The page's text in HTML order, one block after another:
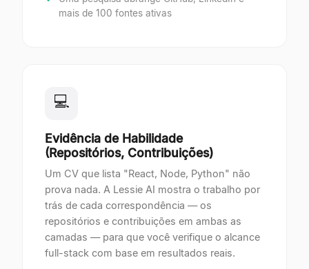
mais de 100 fontes ativas
💻
Evidência de Habilidade
(Repositórios, Contribuições)
Um CV que lista "React, Node, Python" não
prova nada. A Lessie AI mostra o trabalho por
trás de cada correspondência — os
repositórios e contribuições em ambas as
camadas — para que você verifique o alcance
full-stack com base em resultados reais.